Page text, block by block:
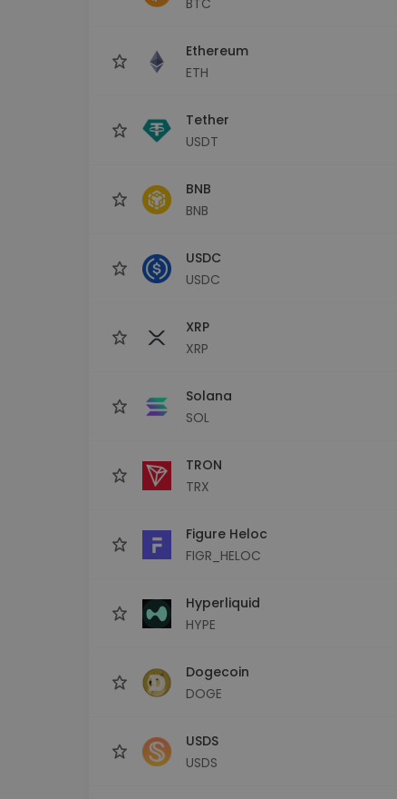
Ethereum
ETH
Tether
USDT
BNB
BNB
USDC
USDC
XRP
XRP
Solana
SOL
TRON
TRX
Figure Heloc
FIGR_HELOC
Hyperliquid
HYPE
Dogecoin
DOGE
USDS
USDS